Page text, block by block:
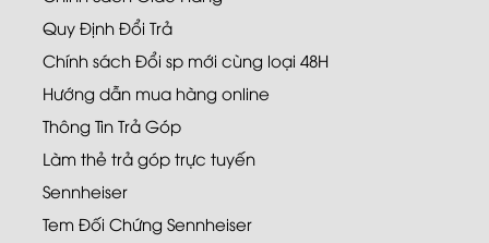
Quy Định Đổi Trả
Chính sách Đổi sp mới cùng loại 48H
Hướng dẫn mua hàng online
Thông Tin Trả Góp
Làm thẻ trả góp trực tuyến
Sennheiser
Tem Đối Chứng Sennheiser